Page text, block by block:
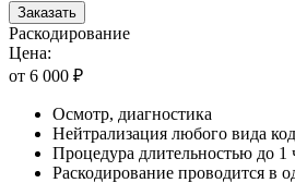
Заказать
Раскодирование
Цена:
от 6 000 ₽
Осмотр, диагностика
Нейтрализация любого вида
Процедура длительностью до 1
Раскодирование проводится в